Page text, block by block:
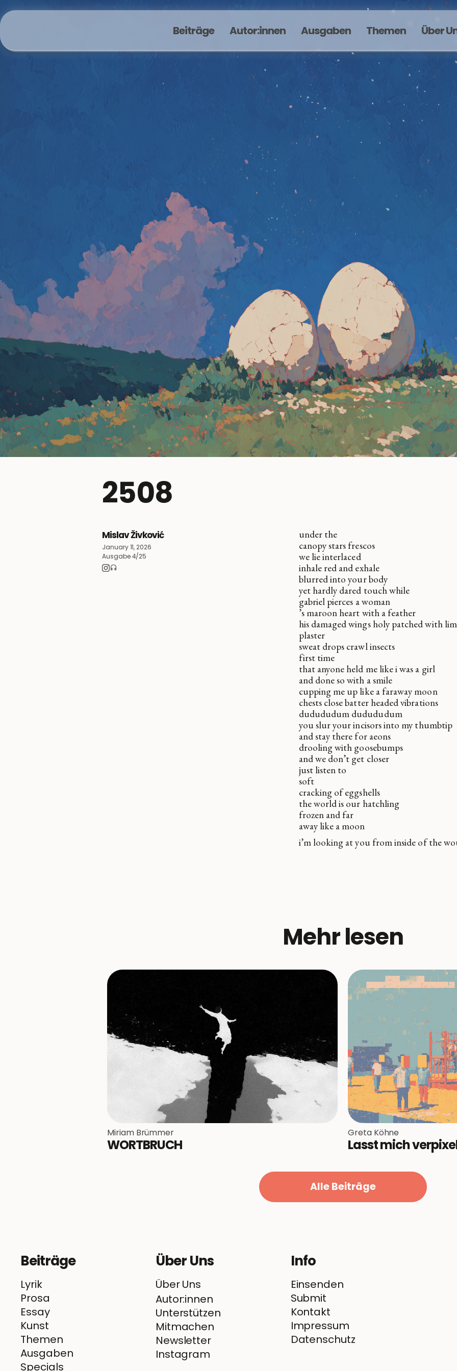
Beiträge Autor:innen Ausgaben Themen Über
2508
Mislav Živković
January 11, 2026
Ausgabe 4/25
under the
canopy stars frescos
we lie interlaced
inhale red and exhale
blurred into your body
yet hardly dared touch while
gabriel pierces a woman
’s maroon heart with a feather
his damaged wings holy patched with
plaster
sweat drops crawl insects
first time
that anyone held me like i was a girl
and done so with a smile
cupping me up like a faraway moon
chests close batter headed vibrations
dudududum dudududum
you slur your incisors into my thumbtip
and stay there for aeons
drooling with goosebumps
and we don’t get closer
just listen to
soft
cracking of eggshells
the world is our hatchling
frozen and far
away like a moon
i’m looking at you from inside of the
Mehr lesen
Miriam Brümmer
WORTBRUCH
Greta Köhne
Lasst mich
Alle Beiträge
Beiträge
Lyrik
Prosa
Essay
Kunst
Themen
Ausgaben
Specials
Über Uns
Über Uns
Autor:innen
Unterstützen
Mitmachen
Newsletter
Instagram
Info
Einsenden
Submit
Kontakt
Impressum
Datenschutz